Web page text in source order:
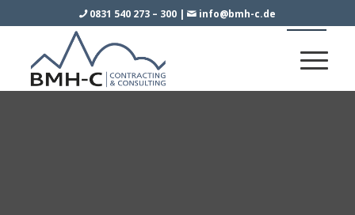
0831 540 273 – 300| info@bmh-c.de